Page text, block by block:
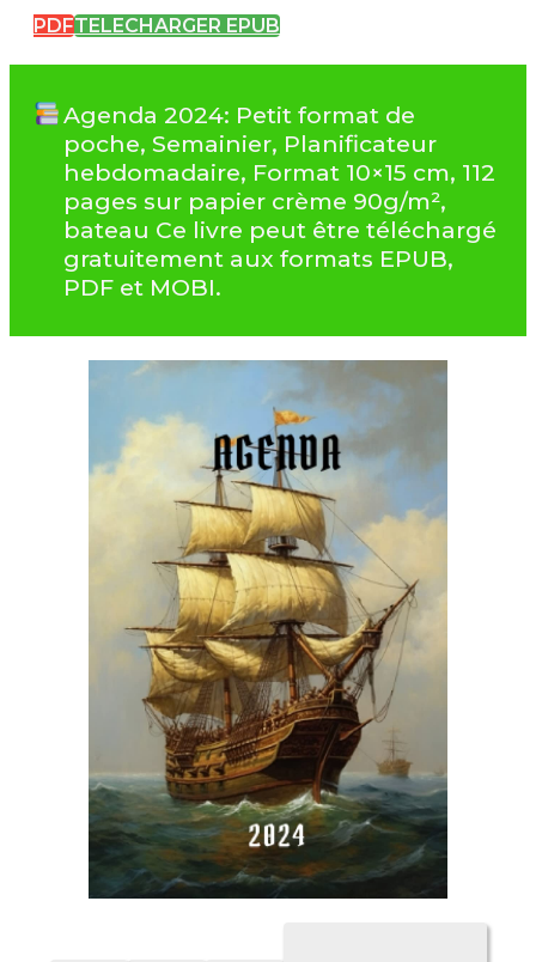
PDFTELECHARGER EPUB
Agenda 2024: Petit format de
poche, Semainier, Planificateur
hebdomadaire, Format 10×15 cm, 112
pages sur papier crème 90g/m²,
bateau Ce livre peut être téléchargé
gratuitement aux formats EPUB,
PDF et MOBI.